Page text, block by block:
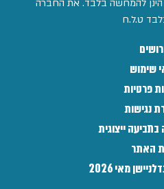
הינן להמחשה בלבד. את החברה
ט.ל.ח
שימוש
פרטיות
נגישות
ייצוגית
האתר
מאי 2026